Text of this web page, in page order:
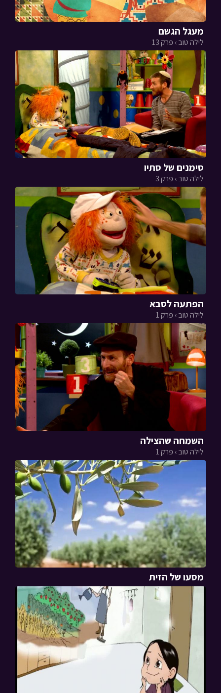
מעגל הגשם
לילה טוב › פרק 13
סימנים של סתיו
לילה טוב › פרק 3
הפתעה לסבא
לילה טוב › פרק 1
השמחה שהצילה
לילה טוב › פרק 1
מסעו של הזית